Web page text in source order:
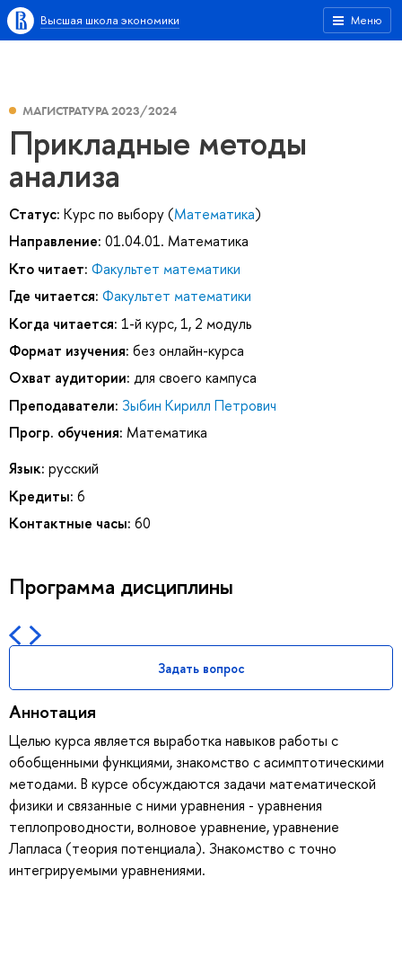
Меню
Высшая школа экономики
МАГИСТРАТУРА 2023/2024
Прикладные методы
анализа
Статус: Курс по выбору (Математика)
Направление: 01.04.01. Математика
Кто читает: Факультет математики
Где читается: Факультет математики
Когда читается: 1-й курс, 1, 2 модуль
Формат изучения: без онлайн-курса
Охват аудитории: для своего кампуса
Преподаватели: Зыбин Кирилл Петрович
Прогр. обучения: Математика
Язык: русский
Кредиты: 6
Контактные часы: 60
Программа дисциплины
Задать вопрос
Аннотация
Целью курса является выработка навыков работы с
обобщенными функциями, знакомство с асимптотическими
методами. В курсе обсуждаются задачи математической
физики и связанные с ними уравнения - уравнения
теплопроводности, волновое уравнение, уравнение
Лапласа (теория потенциала). Знакомство с точно
интегрируемыми уравнениями.